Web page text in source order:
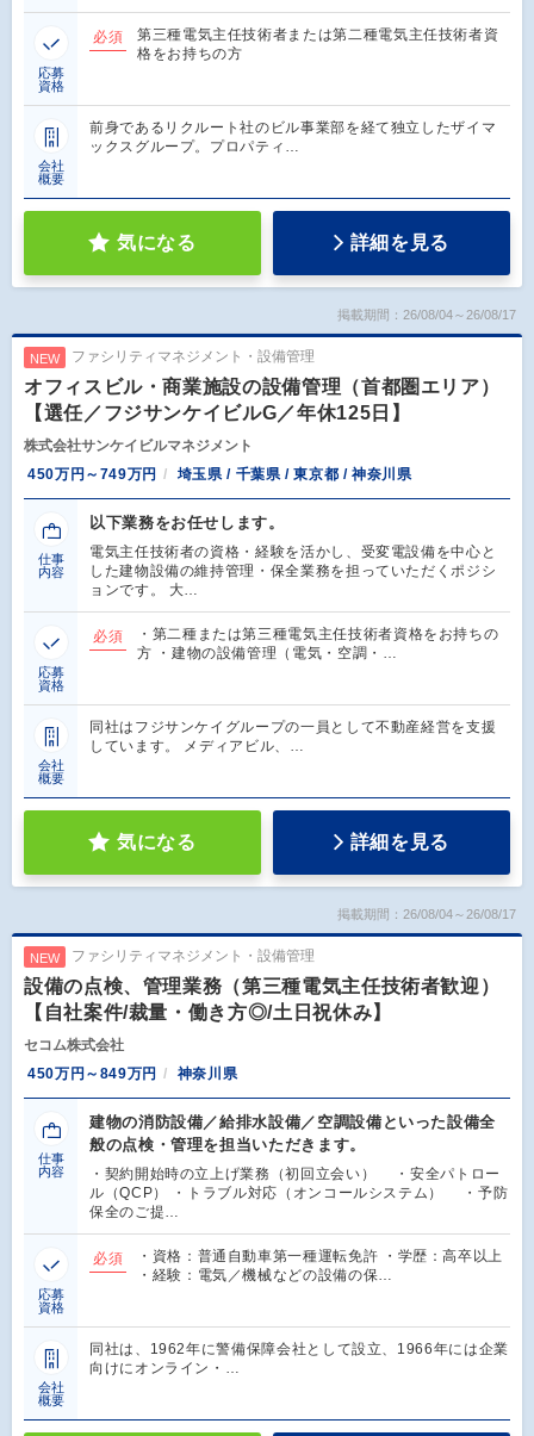
応募
資格
必須
第三種電気主任技術者または第二種電気主任技術者資
格をお持ちの方
会社
概要
前身であるリクルート社のビル事業部を経て独立したザイマ
ックスグループ。プロパティ…
気になる 詳細を見る
掲載期間：26/08/04～26/08/17
NEW ファシリティマネジメント・設備管理
オフィスビル・商業施設の設備管理（首都圏エリア）
【選任／フジサンケイビルG／年休125日】
株式会社サンケイビルマネジメント
450万円～749万円
埼玉県 / 千葉県 / 東京都 / 神奈川県
仕事
内容
以下業務をお任せします。
電気主任技術者の資格・経験を活かし、受変電設備を中心と
した建物設備の維持管理・保全業務を担っていただくポジシ
ョンです。 大…
応募
資格
必須
・第二種または第三種電気主任技術者資格をお持ちの
方 ・建物の設備管理（電気・空調・…
会社
概要
同社はフジサンケイグループの一員として不動産経営を支援
しています。 メディアビル、…
気になる 詳細を見る
掲載期間：26/08/04～26/08/17
NEW ファシリティマネジメント・設備管理
設備の点検、管理業務（第三種電気主任技術者歓迎）
【自社案件/裁量・働き方◎/土日祝休み】
セコム株式会社
450万円～849万円
神奈川県
仕事
内容
建物の消防設備／給排水設備／空調設備といった設備全
般の点検・管理を担当いただきます。
・契約開始時の立上げ業務（初回立会い） ・安全パトロー
ル（QCP） ・トラブル対応（オンコールシステム） ・予防
保全のご提…
応募
資格
必須
・資格：普通自動車第一種運転免許 ・学歴：高卒以上
・経験：電気／機械などの設備の保…
会社
概要
同社は、1962年に警備保障会社として設立、1966年には企業
向けにオンライン・…